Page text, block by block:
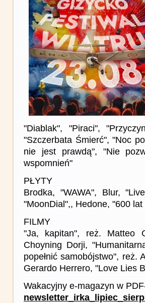
"Diablak", "Piraci",
"Szczerbata Śmierć", "Noc
nie jest prawdą", "Nie
wspomnień"
PŁYTY
Brodka, "WAWA", Blur,
"MoonDial",, Hedone, "600
FILMY
"Ja, kapitan", reż. Matteo
Choyning Dorji,
popełnić samobójstwo", reż.
Gerardo Herrero, "Love Lies
Wakacyjny e-magazyn w